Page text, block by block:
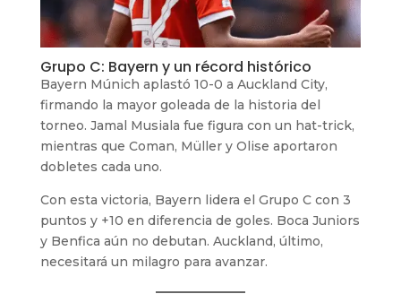
Grupo C: Bayern y un récord histórico
Bayern Múnich aplastó 10-0 a Auckland City,
firmando la mayor goleada de la historia del
torneo. Jamal Musiala fue figura con un hat-trick,
mientras que Coman, Müller y Olise aportaron
dobletes cada uno.
Con esta victoria, Bayern lidera el Grupo C con 3
puntos y +10 en diferencia de goles. Boca Juniors
y Benfica aún no debutan. Auckland, último,
necesitará un milagro para avanzar.